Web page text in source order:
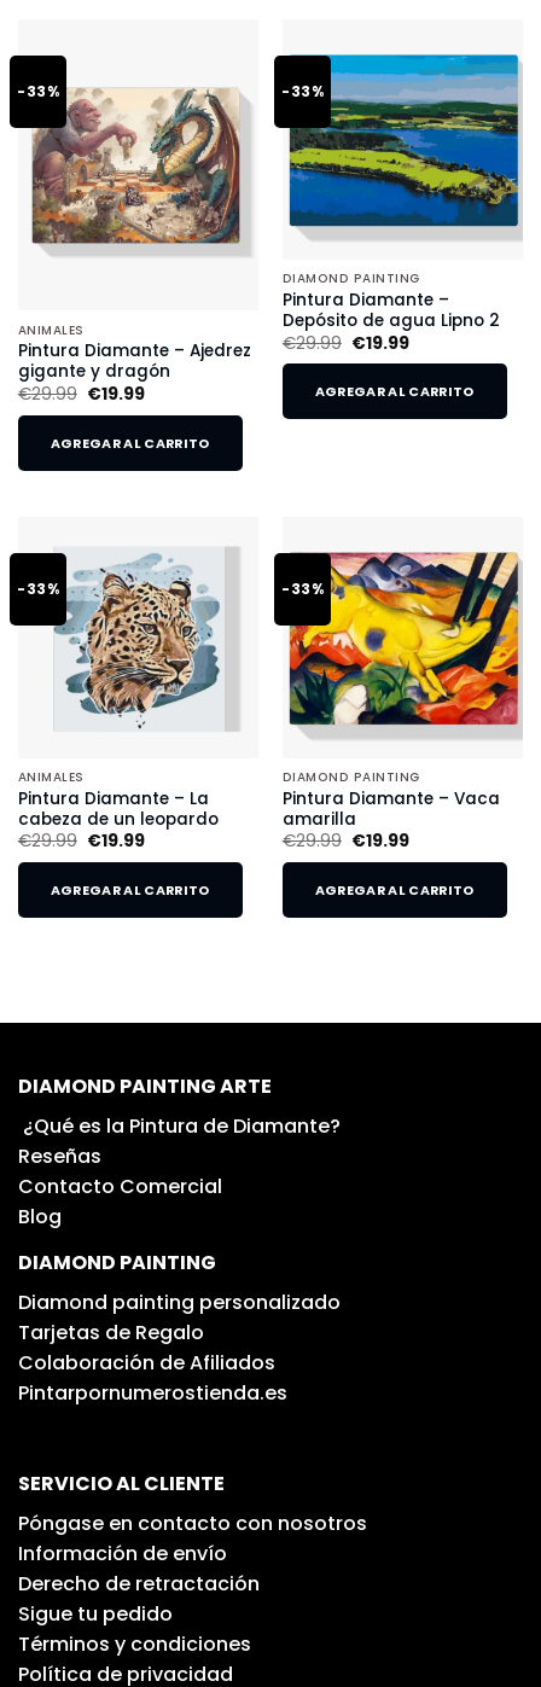
-33%
ANIMALES
Pintura Diamante – Ajedrez
gigante y dragón
€29.99 €19.99
AGREGAR AL CARRITO
-33%
DIAMOND PAINTING
Pintura Diamante –
Depósito de agua Lipno 2
€29.99 €19.99
AGREGAR AL CARRITO
-33%
ANIMALES
Pintura Diamante – La
cabeza de un leopardo
€29.99 €19.99
AGREGAR AL CARRITO
-33%
DIAMOND PAINTING
Pintura Diamante – Vaca
amarilla
€29.99 €19.99
AGREGAR AL CARRITO
DIAMOND PAINTING ARTE
¿Qué es la Pintura de Diamante?
Reseñas
Contacto Comercial
Blog
DIAMOND PAINTING
Diamond painting personalizado
Tarjetas de Regalo
Colaboración de Afiliados
Pintarpornumerostienda.es
SERVICIO AL CLIENTE
Póngase en contacto con nosotros
Información de envío
Derecho de retractación
Sigue tu pedido
Términos y condiciones
Política de privacidad